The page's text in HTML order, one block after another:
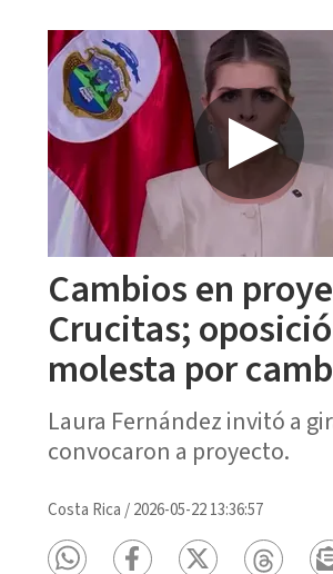
Cambios en
Crucitas;
molesta por
Laura Fernández invitó a
convocaron a proyecto.
Costa Rica /2026-05-22 13:36:57